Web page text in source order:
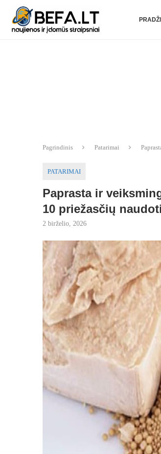
Pagrindinis Patarimai
PATARIMAI
Paprasta ir
10 priežasčių
2 birželio, 2026